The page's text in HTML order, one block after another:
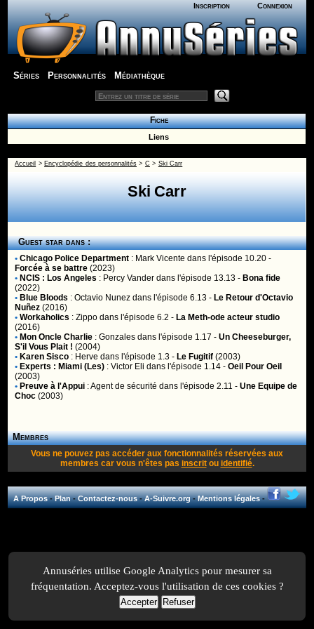
Inscription Connexion
Séries Personnalités Médiathèque
Fiche
Liens
Accueil > Encyclopédie des personnalités > C > Ski Carr
Ski Carr
Guest star dans :
• Chicago Police Department : Mark Vicente dans l'épisode 10.20 -
Forcée à se battre (2023)
• NCIS : Los Angeles : Percy Vander dans l'épisode 13.13 - Bona fide
(2022)
• Blue Bloods :Octavio Nunez dans l'épisode 6.13 - Le Retour d'Octavio
Nuñez (2016)
• Workaholics :Zippo dans l'épisode 6.2 - La Meth-ode acteur studio
(2016)
• Mon Oncle Charlie :Gonzales dans l'épisode 1.17 -Un Cheeseburger,
S'il Vous Plait ! (2004)
• Karen Sisco : Herve dans l'épisode 1.3 - Le Fugitif (2003)
• Experts : Miami (Les) :Victor Eli dans l'épisode 1.14 -Oeil Pour Oeil
(2003)
• Preuve à l'Appui :Agent de sécurité dans l'épisode 2.11 -Une Equipe de
Choc (2003)
Membres
Vous ne pouvez pas accéder aux fonctionnalités réservées aux
membres car vous n'êtes pas inscritou identifié.
A Propos-Plan-Contactez-nous-A-Suivre.org-Mentions légales-
Annuséries utilise Google Analytics pour mesurer sa
fréquentation. Acceptez-vous l'utilisation de ces cookies ?
Accepter Refuser